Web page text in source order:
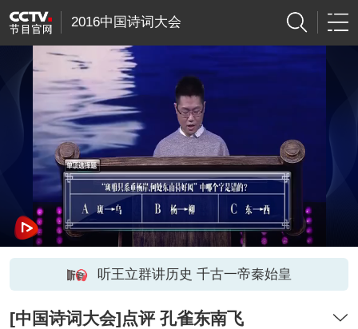
2016中国诗词大会
听王立群讲历史 千古一帝秦始皇
[中国诗词大会]点评 孔雀东南飞